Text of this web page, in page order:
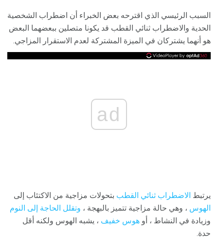
السبب الرئيسي الذي اقترحه بعض الخبراء أن اضطراب الشخصية
الحدية والاضطراب ثنائي القطب قد يكونا متصلين ببعضهما البعض
هو أنهما يشتركان في الميزة المشتركة لعدم الاستقرار المزاجي.
ad
يرتبط الاضطراب ثنائي القطب بتحولات مزاجية من الاكتئاب إلى
الهوس ، وهي حالة مزاجية تتميز بالبهجة ، وتقلل الحاجة إلى النوم
وزيادة في النشاط ، أو هوس خفيف ، يشبه الهوس ولكنه أقل
حدة.